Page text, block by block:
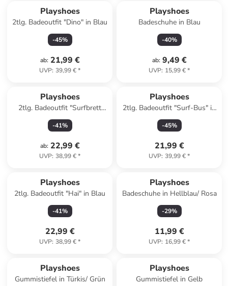
Playshoes
2tlg. Badeoutfit "Dino" in Blau
-45%
ab: 21,99 €
UVP: 39,99 €*
Playshoes
Badeschuhe in Blau
-40%
ab: 9,49 €
UVP: 15,99 €*
Playshoes
2tlg. Badeoutfit "Surfbrett
Palmen" in Mint
-41%
ab: 22,99 €
UVP: 38,99 €*
Playshoes
2tlg. Badeoutfit "Surf-Bus" in
Mint
-45%
21,99 €
UVP: 39,99 €*
Playshoes
2tlg. Badeoutfit "Hai" in Blau
-41%
22,99 €
UVP: 38,99 €*
Playshoes
Badeschuhe in Hellblau/ Rosa
-29%
11,99 €
UVP: 16,99 €*
Playshoes
Gummistiefel in Türkis/ Grün
Playshoes
Gummistiefel in Gelb